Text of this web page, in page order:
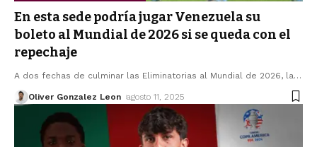
En esta sede podría jugar Venezuela su
boleto al Mundial de 2026 si se queda con el
repechaje
A dos fechas de culminar las Eliminatorias al Mundial de 2026, la…
Oliver Gonzalez Leon agosto 11, 2025